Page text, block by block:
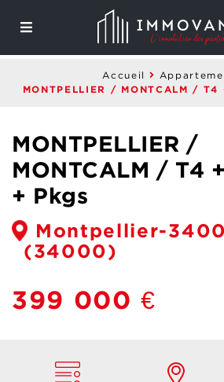
Accueil
MONTPELLIER / MONTCALM /
MONTPELLIER /
MONTCALM / T4
+ Pkgs
Montpellier-
(34000)
399 000 €